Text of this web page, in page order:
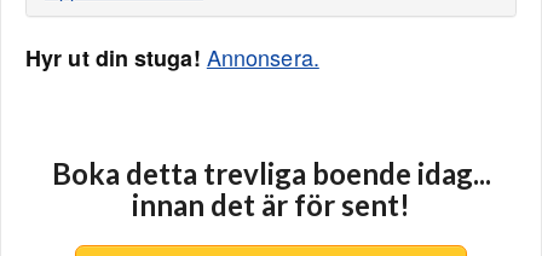
Hyr ut din stuga! Annonsera.
Boka detta trevliga boende idag...
innan det är för sent!